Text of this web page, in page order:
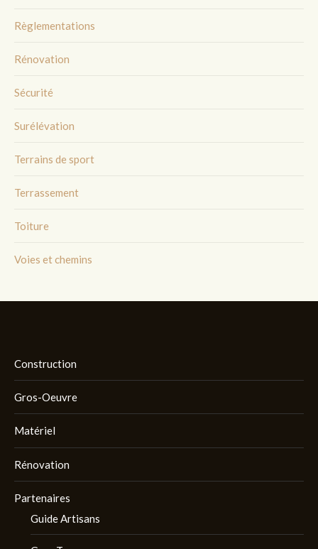
Règlementations
Rénovation
Sécurité
Surélévation
Terrains de sport
Terrassement
Toiture
Voies et chemins
Construction
Gros-Oeuvre
Matériel
Rénovation
Partenaires
Guide Artisans